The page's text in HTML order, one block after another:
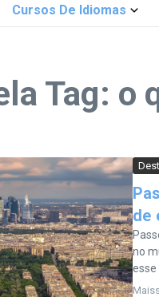
Cursos De Idiomas
Tag: o
de
no
esse